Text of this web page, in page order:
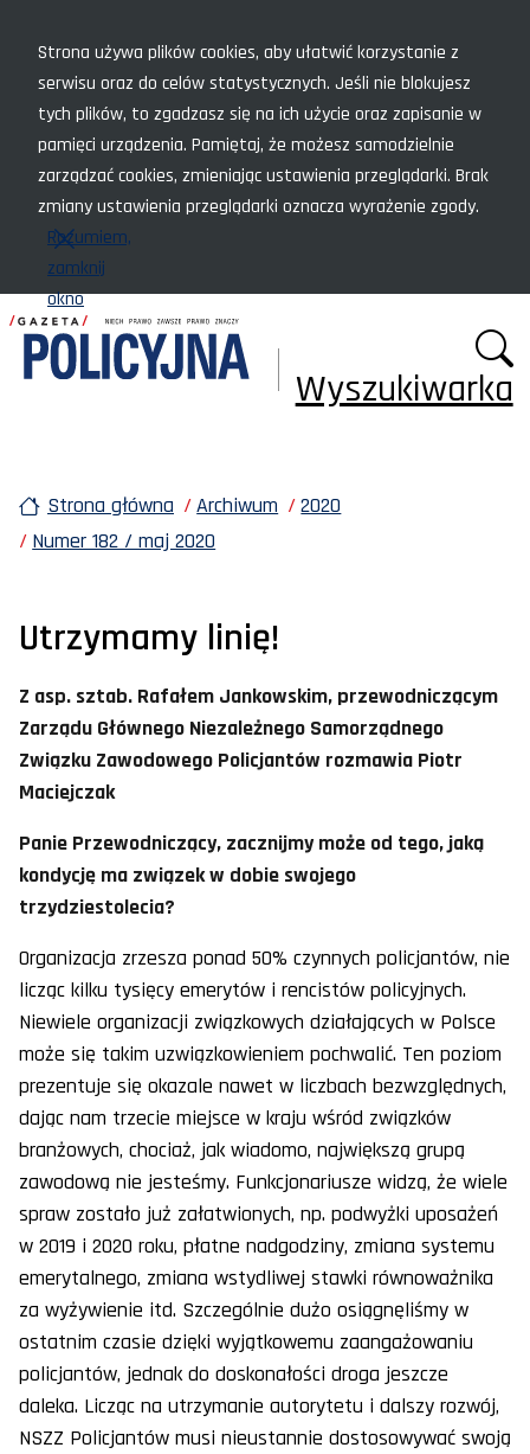
Strona używa plików cookies, aby ułatwić korzystanie z
serwisu oraz do celów statystycznych. Jeśli nie blokujesz
tych plików, to zgadzasz się na ich użycie oraz zapisanie w
pamięci urządzenia. Pamiętaj, że możesz samodzielnie
zarządzać cookies, zmieniając ustawienia przeglądarki. Brak
zmiany ustawienia przeglądarki oznacza wyrażenie zgody.
Rozumiem,
zamknij
okno
Wyszukiwarka
Strona główna Archiwum
2020
Numer 182 / maj 2020
Utrzymamy linię!
Z asp. sztab. Rafałem Jankowskim, przewodniczącym
Zarządu Głównego Niezależnego Samorządnego
Związku Zawodowego Policjantów rozmawia Piotr
Maciejczak
Panie Przewodniczący, zacznijmy może od tego, jaką
kondycję ma związek w dobie swojego
trzydziestolecia?
Organizacja zrzesza ponad 50% czynnych policjantów, nie
licząc kilku tysięcy emerytów i rencistów policyjnych.
Niewiele organizacji związkowych działających w Polsce
może się takim uzwiązkowieniem pochwalić. Ten poziom
prezentuje się okazale nawet w liczbach bezwzględnych,
dając nam trzecie miejsce w kraju wśród związków
branżowych, chociaż, jak wiadomo, największą grupą
zawodową nie jesteśmy. Funkcjonariusze widzą, że wiele
spraw zostało już załatwionych, np. podwyżki uposażeń
w 2019 i 2020 roku, płatne nadgodziny, zmiana systemu
emerytalnego, zmiana wstydliwej stawki równoważnika
za wyżywienie itd. Szczególnie dużo osiągnęliśmy w
ostatnim czasie dzięki wyjątkowemu zaangażowaniu
policjantów, jednak do doskonałości droga jeszcze
daleka. Licząc na utrzymanie autorytetu i dalszy rozwój,
NSZZ Policjantów musi nieustannie dostosowywać swoją